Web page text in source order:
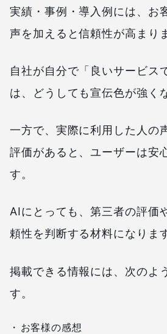
実績・事例・導入例には、お
声を加えると信頼性が高まり
自社が自分で「良いサービス
は、どうしても宣伝色が強く
一方で、実際に利用した人の
評価があると、ユーザーは安
す。
AIにとっても、第三者の評価
頼性を判断する材料になりま
掲載できる情報には、次のよ
す。
お客様の感想